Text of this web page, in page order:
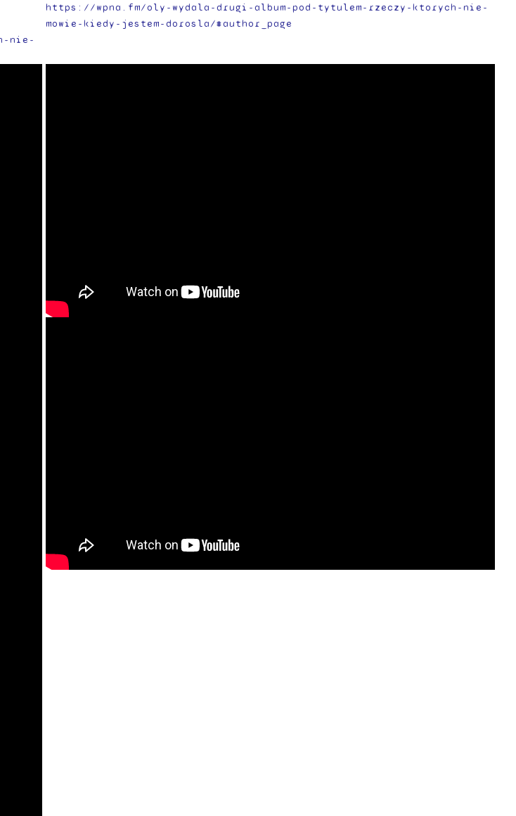
nie-
https://wpna.fm/oly-wydala-drugi-album-pod-tytulem-rzeczy-ktorych-nie-
mowie-kiedy-jestem-dorosla/#author_page